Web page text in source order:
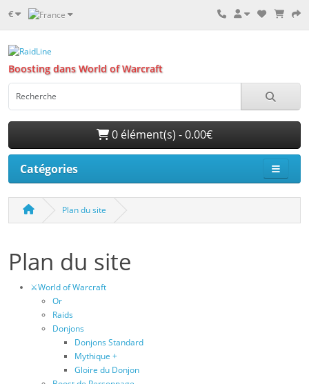
€
Boosting dans World of Warcraft
0 élément(s) - 0.00€
Catégories
Plan du site
Plan du site
⚔️World of Warcraft
Or
Raids
Donjons
Donjons Standard
Mythique +
Gloire du Donjon